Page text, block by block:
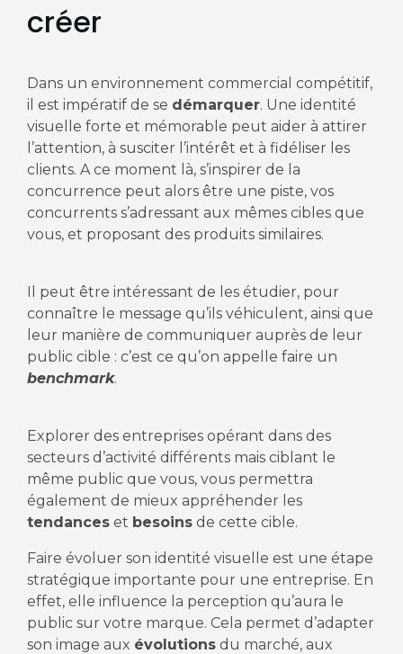
créer
Dans un environnement commercial compétitif,
il est impératif de se démarquer. Une identité
visuelle forte et mémorable peut aider à attirer
l’attention, à susciter l’intérêt et à fidéliser les
clients. A ce moment là, s’inspirer de la
concurrence peut alors être une piste, vos
concurrents s’adressant aux mêmes cibles que
vous, et proposant des produits similaires.
Il peut être intéressant de les étudier, pour
connaître le message qu’ils véhiculent, ainsi que
leur manière de communiquer auprès de leur
public cible : c’est ce qu’on appelle faire un
benchmark.
Explorer des entreprises opérant dans des
secteurs d’activité différents mais ciblant le
même public que vous, vous permettra
également de mieux appréhender les
tendanceset besoinsde cette cible.
Faire évoluer son identité visuelle est une étape
stratégique importante pour une entreprise. En
effet, elle influence la perception qu’aura le
public sur votre marque. Cela permet d’adapter
son image aux évolutionsdu marché, aux